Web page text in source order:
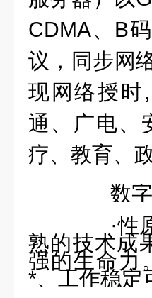
CDMA、 B
议，同步网
现网络授时,
通、广电、
疗、教育、
数字
·性
熟的技术成
强的生命力
*、工作稳定